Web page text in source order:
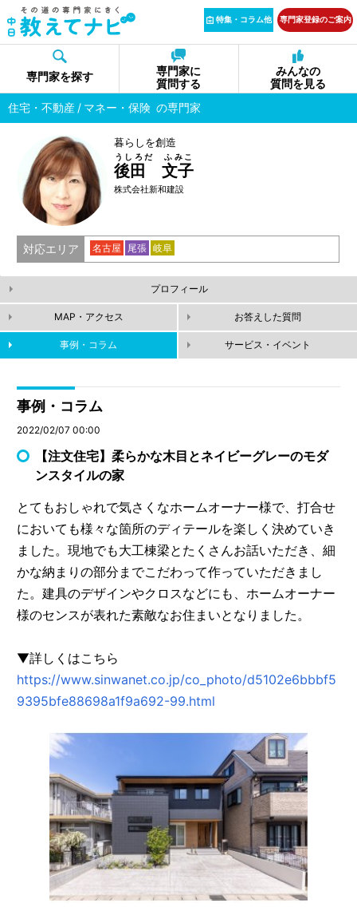
特集・コラム他 専門家登録のご案内
専門家を探す
専門家に
質問する
みんなの
質問を見る
住宅・不動産
マネー・保険 の専門家
暮らしを創造
後田 文子
うしろだ ふみこ
株式会社新和建設
対応エリア 名古屋 尾張 岐阜
プロフィール
MAP・アクセス お答えした質問
事例・コラム サービス・イベント
事例・コラム
2022/02/07 00:00
【注文住宅】柔らかな木目とネイビーグレーのモダ
ンスタイルの家
とてもおしゃれで気さくなホームオーナー様で、打合せ
においても様々な箇所のディテールを楽しく決めていき
ました。現地でも大工棟梁とたくさんお話いただき、細
かな納まりの部分までこだわって作っていただきまし
た。建具のデザインやクロスなどにも、ホームオーナー
様のセンスが表れた素敵なお住まいとなりました。
▼詳しくはこちら
https://www.sinwanet.co.jp/co_photo/d5102e6bbbf5
9395bfe88698a1f9a692-99.html